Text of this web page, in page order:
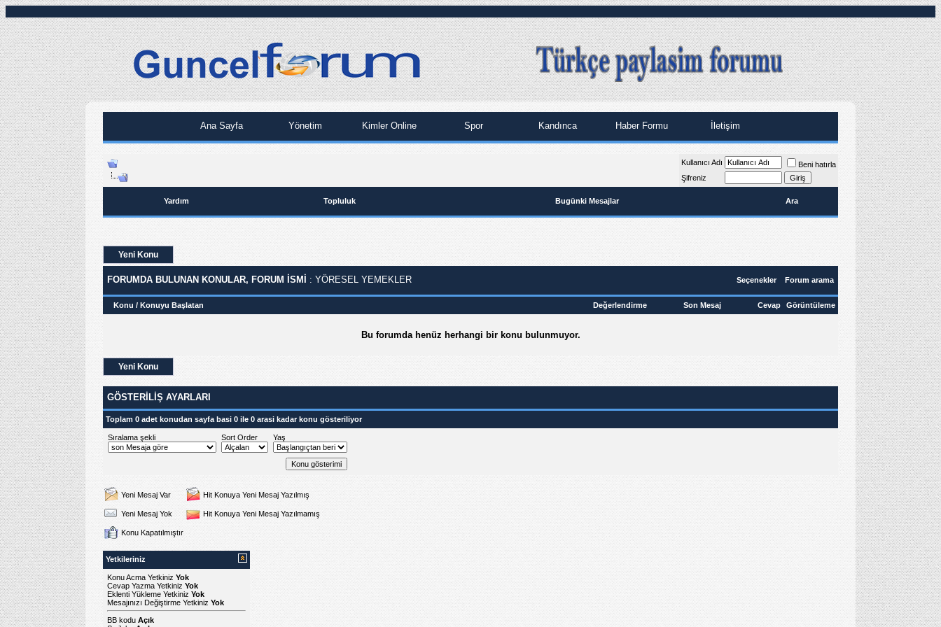
Ana Sayfa Yönetim Kimler Online Spor Kandınca Haber Formu İletişim
Kullanıcı Adı
Beni hatırla
Şifreniz
Yardım Topluluk Bugünki Mesajlar Ara
Yeni Konu
FORUMDA BULUNAN KONULAR, FORUM ISMI : YÖRESEL YEMEKLER Seçenekler Forum arama
Değerlendirme
Konu / Konuyu Başlatan Son Mesaj Cevap Görüntüleme
Bu forumda henüz herhangi bir konu bulunmuyor.
Yeni Konu
GÖSTERILIŞ AYARLARI
Toplam 0 adet konudan sayfa basi 0 ile 0 arasi kadar konu gösteriliyor
Sıralama şekli Sort Order Yaş
Yeni Mesaj Var Hit Konuya Yeni Mesaj Yazılmış
Yeni Mesaj Yok Hit Konuya Yeni Mesaj Yazılmamış
Konu Kapatılmıştır
Yetkileriniz
Konu Acma Yetkiniz Yok
Cevap Yazma Yetkiniz Yok
Eklenti Yükleme Yetkiniz Yok
Mesajınızı Değiştirme Yetkiniz Yok
BB kodu Açık